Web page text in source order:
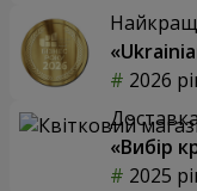
2026
«Вибір
2025